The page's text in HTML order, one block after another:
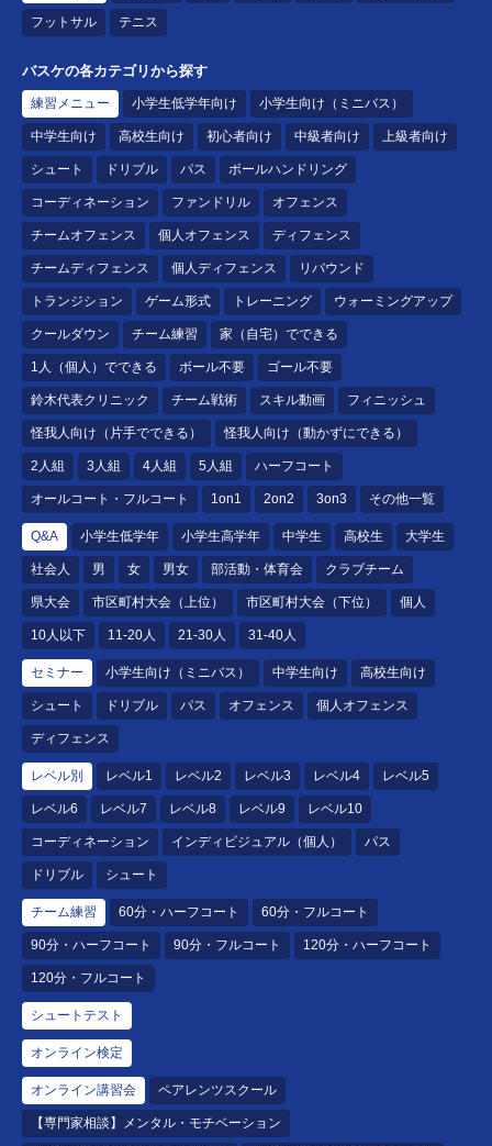
フットサル テニス
バスケの各カテゴリから探す
練習メニュー 小学生低学年向け 小学生向け（ミニバス）
中学生向け 高校生向け 初心者向け 中級者向け 上級者向け
シュート ドリブル パス ボールハンドリング
コーディネーション ファンドリル オフェンス
チームオフェンス 個人オフェンス ディフェンス
チームディフェンス 個人ディフェンス リバウンド
トランジション ゲーム形式 トレーニング ウォーミングアップ
クールダウン チーム練習 家（自宅）でできる
1人（個人）でできる ボール不要 ゴール不要
鈴木代表クリニック チーム戦術 スキル動画 フィニッシュ
怪我人向け（片手でできる） 怪我人向け（動かずにできる）
2人組 3人組 4人組 5人組 ハーフコート
オールコート・フルコート 1on1 2on2 3on3 その他一覧
Q&A 小学生低学年 小学生高学年 中学生 高校生 大学生
社会人 男 女 男女 部活動・体育会 クラブチーム
県大会 市区町村大会（上位） 市区町村大会（下位） 個人
10人以下 11-20人 21-30人 31-40人
セミナー 小学生向け（ミニバス） 中学生向け 高校生向け
シュート ドリブル パス オフェンス 個人オフェンス
ディフェンス
レベル別 レベル1 レベル2 レベル3 レベル4 レベル5
レベル6 レベル7 レベル8 レベル9 レベル10
コーディネーション インディビジュアル（個人） パス
ドリブル シュート
チーム練習 60分・ハーフコート 60分・フルコート
90分・ハーフコート 90分・フルコート 120分・ハーフコート
120分・フルコート
シュートテスト
オンライン検定
オンライン講習会 ペアレンツスクール
【専門家相談】メンタル・モチベーション